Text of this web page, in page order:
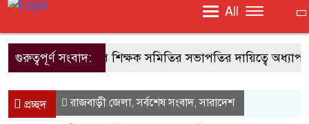
All
গুরুত্বপূর্ণ সংবাদ:জাবি শিক্ষক সমিতির সভাপতির দায়িত্বে
প্রচ্ছদ রাজবাড়ী জেলা,সর্বশেষ সংবাদ,সারাদেশ